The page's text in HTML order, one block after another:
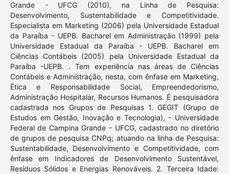
Grande - UFCG (2010), na Linha de Pesquisa:
Desenvolvimento, Sustentabilidade e Competitividade.
Especialista em Marketing (2006) pela Universidade Estadual
da Paraíba - UEPB. Bacharel em Administração (1999) pela
Universidade Estadual da Paraíba - UEPB. Bacharel em
Ciências Contábeis (2005) pela Universidade Estadual da
Paraíba -UEPB. . Tem experiência nas áreas de Ciências
Contábeis e Administração, nesta, com ênfase em Marketing,
Ética e Responsabilidade Social, Empreendedorismo,
Administração Hospitalar, Recursos Humanos. É pesquisadora
cadastrada nos Grupos de Pesquisas 1. GEGIT (Grupo de
Estudos em Gestão, Inovação e Tecnologia), - Universidade
Federal de Campina Grande - UFCG, cadastrado no diretório
de grupos de pesquisa CNPq; atuando na linha de Pesquisa:
Sustentabilidade, Desenvolvimento e Competitividade, com
ênfase em Indicadores de Desenvolvimento Sustentável,
Resíduos Sólidos e Energias Renováveis. 2. Terceira Idade: